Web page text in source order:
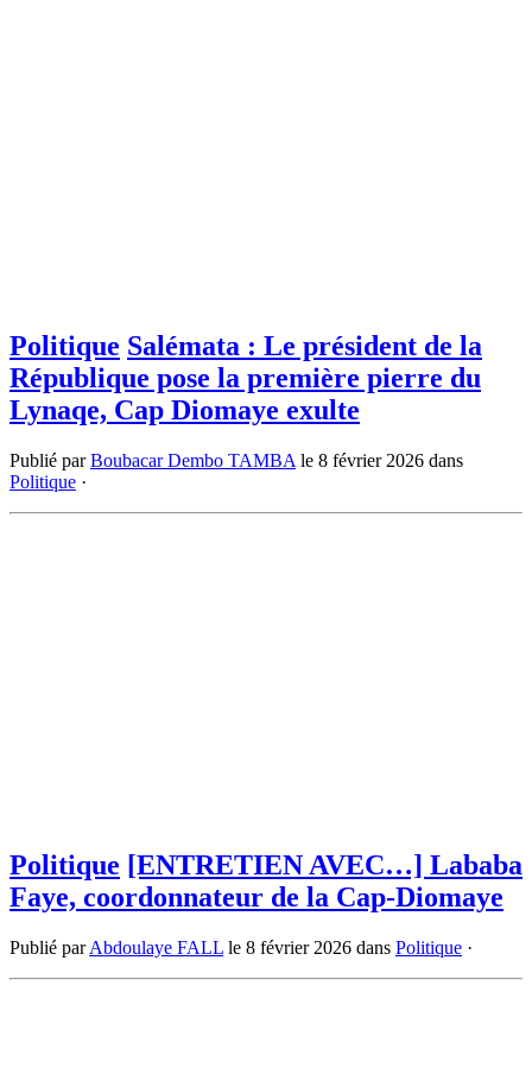
Politique Salémata : Le président de la
République pose la première pierre du
Lynaqe, Cap Diomaye exulte
Publié parBoubacar Dembo TAMBA le 8 février 2026 dans
Politique ·
Politique [ENTRETIEN AVEC…] Lababa
Faye, coordonnateur de la Cap-Diomaye
Publié parAbdoulaye FALL le 8 février 2026 dans Politique ·